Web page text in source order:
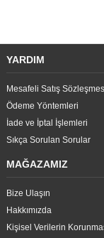
YARDIM
Mesafeli Satış
Ödeme Yöntemleri
İade ve İptal İşlemleri
Sıkça Sorulan Sorular
MAĞAZAMIZ
Bize Ulaşın
Hakkımızda
Kişisel Verilerin